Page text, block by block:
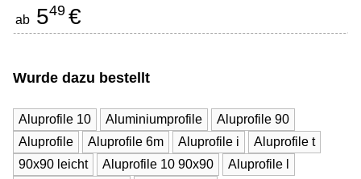
ab 549 €
Wurde dazu bestellt
Aluprofile 10 Aluminiumprofile
Aluprofile 90
Aluprofile
Aluprofile 6m Aluprofile i
Aluprofile t
90x90 leicht
Aluprofile 10 90x90
Aluprofile l